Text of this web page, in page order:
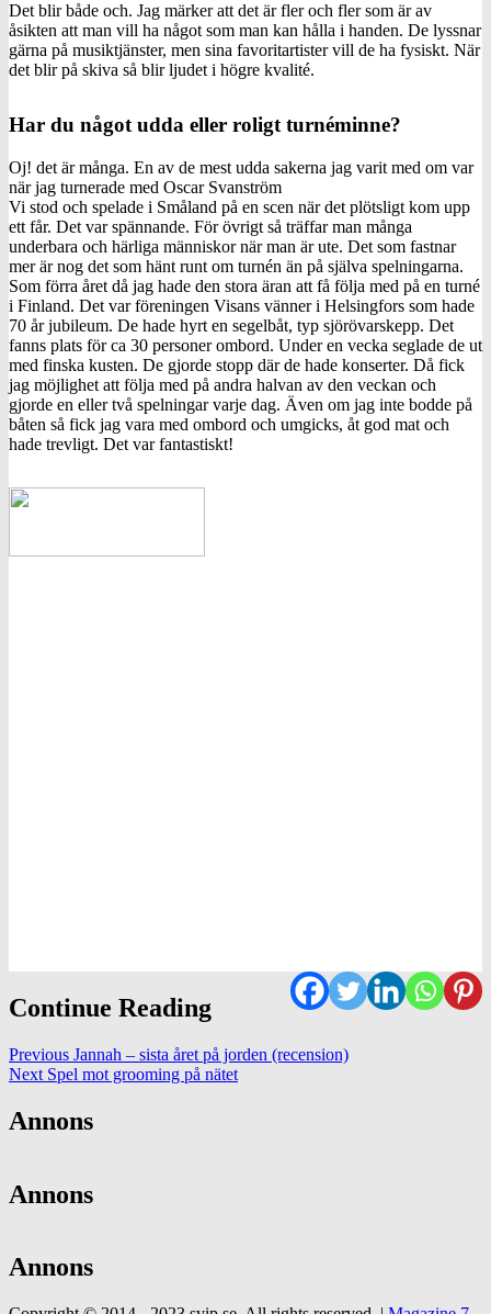
Det blir både och. Jag märker att det är fler och fler som är av
åsikten att man vill ha något som man kan hålla i handen. De lyssnar
gärna på musiktjänster, men sina favoritartister vill de ha fysiskt. När
det blir på skiva så blir ljudet i högre kvalité.
Har du något udda eller roligt turnéminne?
Oj! det är många. En av de mest udda sakerna jag varit med om var
när jag turnerade med Oscar Svanström
Vi stod och spelade i Småland på en scen när det plötsligt kom upp
ett får. Det var spännande. För övrigt så träffar man många
underbara och härliga människor när man är ute. Det som fastnar
mer är nog det som hänt runt om turnén än på själva spelningarna.
Som förra året då jag hade den stora äran att få följa med på en turné
i Finland. Det var föreningen Visans vänner i Helsingfors som hade
70 år jubileum. De hade hyrt en segelbåt, typ sjörövarskepp. Det
fanns plats för ca 30 personer ombord. Under en vecka seglade de ut
med finska kusten. De gjorde stopp där de hade konserter. Då fick
jag möjlighet att följa med på andra halvan av den veckan och
gjorde en eller två spelningar varje dag. Även om jag inte bodde på
båten så fick jag vara med ombord och umgicks, åt god mat och
hade trevligt. Det var fantastiskt!
Continue Reading
Previous Jannah – sista året på jorden (recension)
Next Spel mot grooming på nätet
Annons
Annons
Annons